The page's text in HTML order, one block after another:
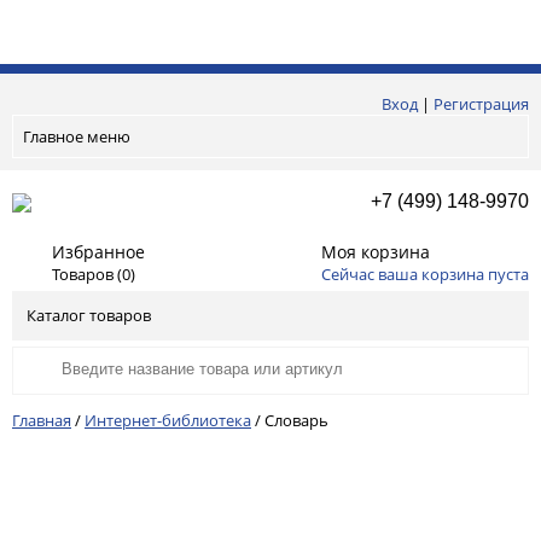
Вход| Регистрация
Главное меню
+7 (499) 148-9970
Избранное
Товаров (0)
Моя корзина
Сейчас ваша корзина пуста
Каталог товаров
Главная / Интернет-библиотека/Словарь